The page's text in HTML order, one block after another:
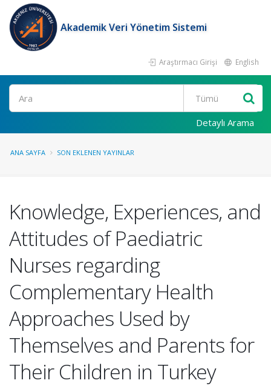
Akademik Veri Yönetim Sistemi
Araştırmacı Girişi English
Ara
Detaylı Arama
ANA SAYFA SON EKLENEN YAYINLAR
Knowledge, Experiences, and
Attitudes of Paediatric
Nurses regarding
Complementary Health
Approaches Used by
Themselves and Parents for
Their Children in Turkey